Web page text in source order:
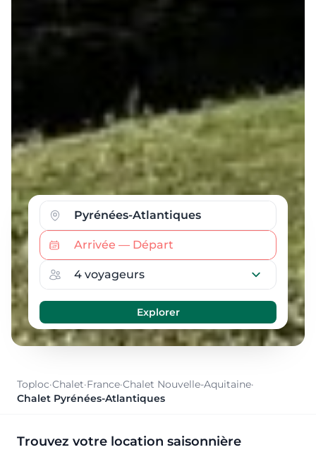
Toploc·Chalet·France·Chalet Nouvelle-Aquitaine·
Chalet Pyrénées-Atlantiques
Trouvez votre location saisonnière